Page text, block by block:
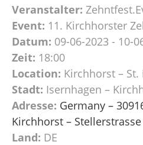
Veranstalter:
Event: 11. Kirchhorster
Datum: 09-06-2023 - 10-
Zeit: 18:00
Location: Kirchhorst –
Stadt: Isernhagen –
Adresse: Germany –
Kirchhorst –
Land: DE